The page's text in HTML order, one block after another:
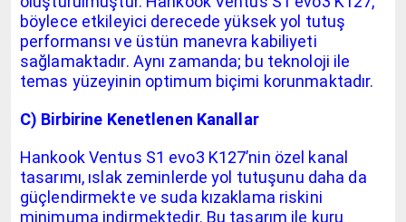
böylece etkileyici derecede yüksek yol tutuş
performansı ve üstün manevra kabiliyeti
sağlamaktadır. Aynı zamanda; bu teknoloji ile
temas yüzeyinin optimum biçimi korunmaktadır.
C) Birbirine Kenetlenen Kanallar
Hankook Ventus S1 evo3 K127’nin özel kanal
tasarımı, ıslak zeminlerde yol tutuşunu daha da
güçlendirmekte ve suda kızaklama riskini
minimuma indirmektedir. Bu tasarım ile kuru